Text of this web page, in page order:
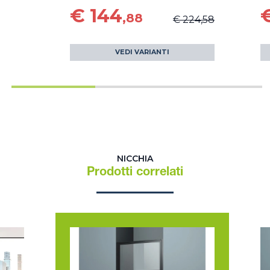
€ 144,88 € 224,58
VEDI VARIANTI
NICCHIA
Prodotti correlati